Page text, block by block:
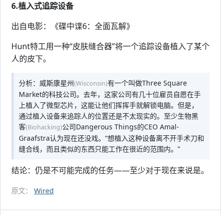
6.植入式追踪设备
出自电影：《碟中谍6：全面瓦解》
Hunt特工用一种“皮肤缝合器”将一个追踪设备植入了某个
人的皮下。
分析：威斯康星州(Wisconsin)有一个叫做Three Square
Market的科技公司。去年，这家公司有几十位雇员自愿在手
上植入了微型芯片，这能让他们挥挥手就解锁电脑。但是，
通过植入设备来追踪人的位置还是不太现实的。至少生物黑
客(Biohacking)公司Dangerous Things的CEO Amal-
Graafstra认为现在还没戏。“想植入这种设备离不开手术刀和
缝合线，而且类似的东西只能工作在很近的范围内。”
结论：仍是不可能完成的任务——至少对于现在来说是。
原文： Wired